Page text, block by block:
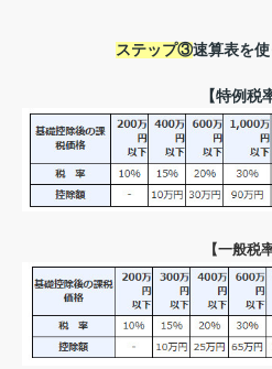
ステップ③速算表を
【特例税
【一般税